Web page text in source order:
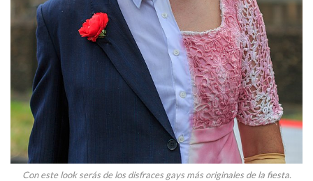
Con este look serás de los disfraces gays más originales de la fiesta.